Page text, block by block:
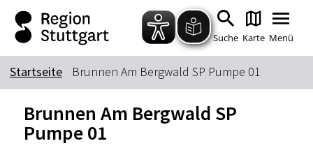
Zum Hauptinhalt springen
Zur Suche springen
Zur Hauptnavigation
Zum Footer springen
Suche Karte Menü
Suchbegriff
Startseite Brunnen Am Bergwald SP Pumpe 01
Brunnen Am Bergwald SP
Pumpe 01